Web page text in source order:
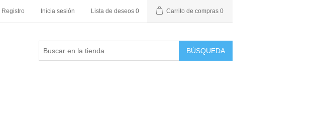
Registro Inicia sesión Lista de deseos 0 Carrito de compras 0
BÚSQUEDA